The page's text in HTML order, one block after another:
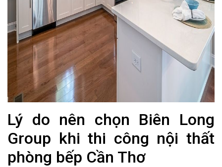
Lý do nên chọn Biên Long
Group khi thi công nội thất
phòng bếp Cần Thơ